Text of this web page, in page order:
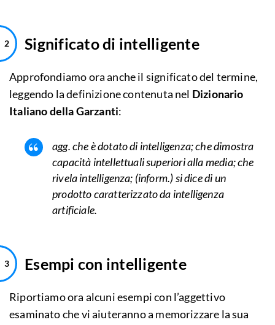
Significato di intelligente
Approfondiamo ora anche il significato del termine,
leggendo la definizione contenuta nel Dizionario
Italiano della Garzanti:
agg. che è dotato di intelligenza; che dimostra
capacità intellettuali superiori alla media; che
rivela intelligenza; (inform.) si dice di un
prodotto caratterizzato da intelligenza
artificiale.
Esempi con intelligente
Riportiamo ora alcuni esempi con l’aggettivo
esaminato che vi aiuteranno a memorizzare la sua